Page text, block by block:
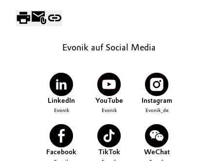
Evonik auf Social Media
LinkedIn
Evonik
YouTube
Evonik
Instagram
Evonik_de
Facebook TikTok WeChat